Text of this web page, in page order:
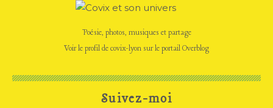
Poésie, photos, musiques et partage
Voir le profil decovix-lyon sur le portail Overblog
Suivez-moi